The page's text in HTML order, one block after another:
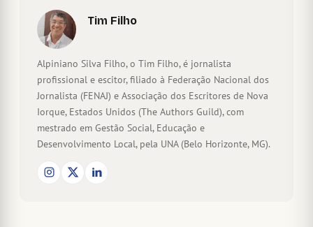
Tim Filho
Alpiniano Silva Filho, o Tim Filho, é jornalista
profissional e escitor, filiado à Federação Nacional dos
Jornalista (FENAJ) e Associação dos Escritores de Nova
Iorque, Estados Unidos (The Authors Guild), com
mestrado em Gestão Social, Educação e
Desenvolvimento Local, pela UNA (Belo Horizonte, MG).